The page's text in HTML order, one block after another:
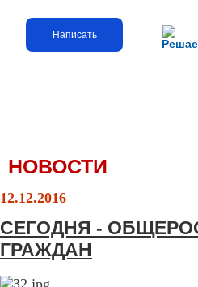
Написать
НОВОСТИ
12.12.2016
СЕГОДНЯ -
ГРАЖДАН